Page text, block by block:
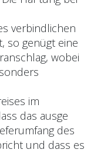
verbindlichen
so genügt eine
wobei
im
das ausge
des
und dass es